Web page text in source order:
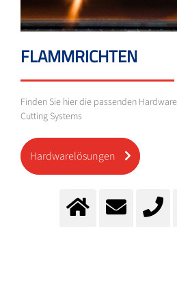
FLAMMRICHTEN
Finden Sie hier die passenden
Cutting Systems
Hardwarelösungen